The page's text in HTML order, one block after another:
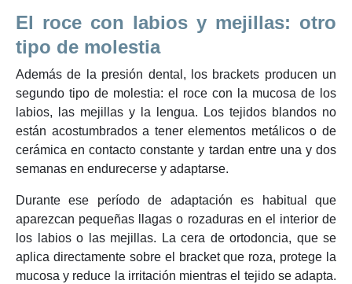
El roce con labios y mejillas: otro
tipo de molestia
Además de la presión dental, los brackets producen un
segundo tipo de molestia: el roce con la mucosa de los
labios, las mejillas y la lengua. Los tejidos blandos no
están acostumbrados a tener elementos metálicos o de
cerámica en contacto constante y tardan entre una y dos
semanas en endurecerse y adaptarse.
Durante ese período de adaptación es habitual que
aparezcan pequeñas llagas o rozaduras en el interior de
los labios o las mejillas. La cera de ortodoncia, que se
aplica directamente sobre el bracket que roza, protege la
mucosa y reduce la irritación mientras el tejido se adapta.